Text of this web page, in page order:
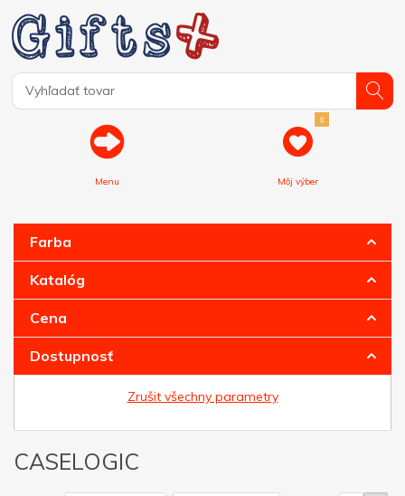
Menu
0
Môj výber
Farba
Katalóg
Cena
Dostupnosť
Zrušit všechny parametry
CASELOGIC